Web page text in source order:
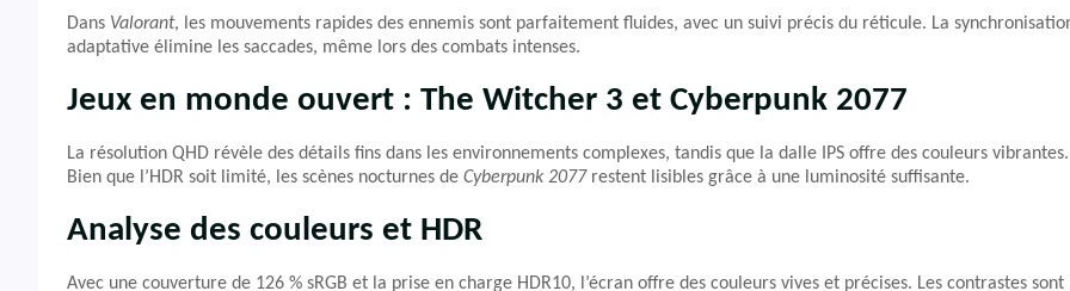
Dans Valorant, les mouvements rapides des ennemis sont parfaitement fluides, avec un suivi précis du réticule. La
adaptative élimine les saccades, même lors des combats intenses.
Jeux en monde ouvert : The Witcher 3 et Cyberpunk 2077
La résolution QHD révèle des détails fins dans les environnements complexes, tandis que la dalle IPS offre des couleurs vibrantes.
Bien que l’HDR soit limité, les scènes nocturnes de Cyberpunk 2077restent lisibles grâce à une luminosité suffisante.
Analyse des couleurs et HDR
Avec une couverture de 126 % sRGB et la prise en charge HDR10, l’écran offre des couleurs vives et précises. Les contrastes sont